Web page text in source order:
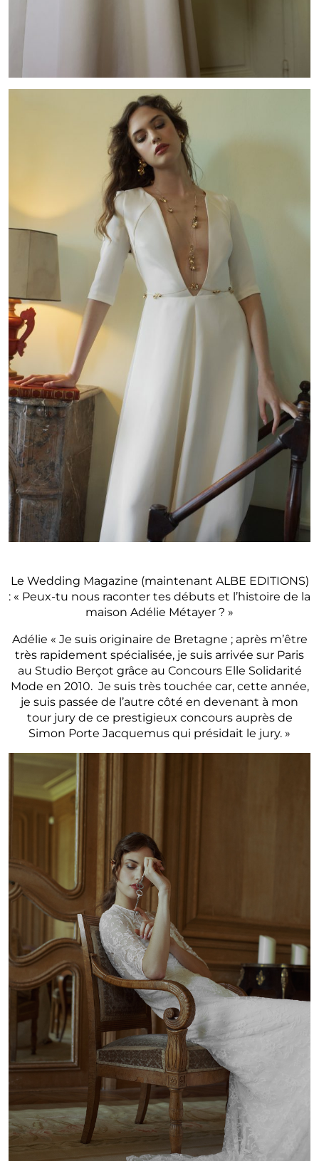
Le Wedding Magazine (maintenant ALBE EDITIONS)
: « Peux-tu nous raconter tes débuts et l’histoire de la
maison Adélie Métayer ? »
Adélie « Je suis originaire de Bretagne ; après m’être
très rapidement spécialisée, je suis arrivée sur Paris
au Studio Berçot grâce au Concours Elle Solidarité
Mode en 2010. Je suis très touchée car, cette année,
je suis passée de l’autre côté en devenant à mon
tour jury de ce prestigieux concours auprès de
Simon Porte Jacquemus qui présidait le jury. »